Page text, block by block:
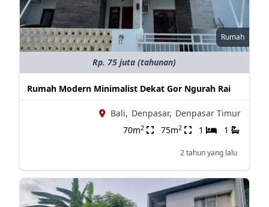
Rumah
Rp. 75 juta (tahunan)
Rumah Modern Minimalist Dekat Gor Ngurah Rai
Bali, Denpasar, Denpasar Timur
70m2 75m2 1 1
2 tahun yang lalu